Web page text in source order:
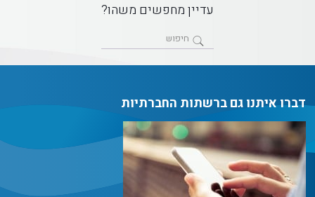
עדיין מחפשים משהו?
דברו איתנו גם ברשתות החברתיות